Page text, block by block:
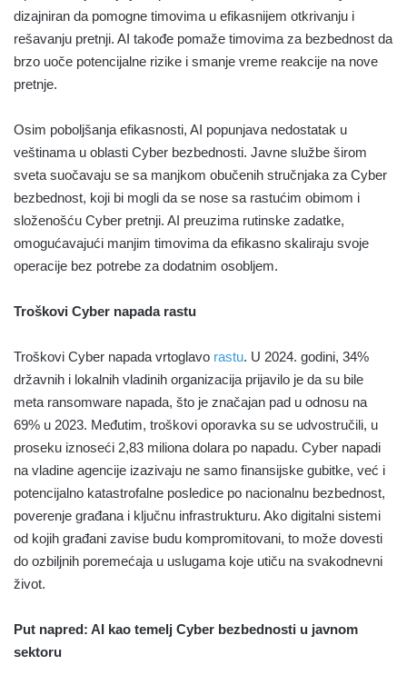
dizajniran da pomogne timovima u efikasnijem otkrivanju i
rešavanju pretnji. AI takođe pomaže timovima za bezbednost da
brzo uoče potencijalne rizike i smanje vreme reakcije na nove
pretnje.
Osim poboljšanja efikasnosti, AI popunjava nedostatak u
veštinama u oblasti Cyber bezbednosti. Javne službe širom
sveta suočavaju se sa manjkom obučenih stručnjaka za Cyber
bezbednost, koji bi mogli da se nose sa rastućim obimom i
složenošću Cyber pretnji. AI preuzima rutinske zadatke,
omogućavajući manjim timovima da efikasno skaliraju svoje
operacije bez potrebe za dodatnim osobljem.
Troškovi Cyber napada rastu
Troškovi Cyber napada vrtoglavo rastu. U 2024. godini, 34%
državnih i lokalnih vladinih organizacija prijavilo je da su bile
meta ransomware napada, što je značajan pad u odnosu na
69% u 2023. Međutim, troškovi oporavka su se udvostručili, u
proseku iznoseći 2,83 miliona dolara po napadu. Cyber napadi
na vladine agencije izazivaju ne samo finansijske gubitke, već i
potencijalno katastrofalne posledice po nacionalnu bezbednost,
poverenje građana i ključnu infrastrukturu. Ako digitalni sistemi
od kojih građani zavise budu kompromitovani, to može dovesti
do ozbiljnih poremećaja u uslugama koje utiču na svakodnevni
život.
Put napred: AI kao temelj Cyber bezbednosti u javnom
sektoru